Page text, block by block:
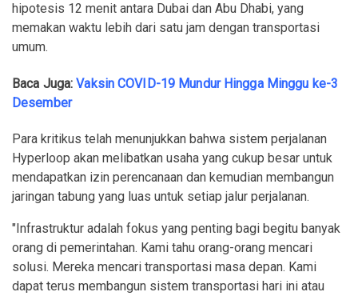
hipotesis 12 menit antara Dubai dan Abu Dhabi, yang
memakan waktu lebih dari satu jam dengan transportasi
umum.
Baca Juga:Vaksin COVID-19 Mundur Hingga Minggu ke-3
Desember
Para kritikus telah menunjukkan bahwa sistem perjalanan
Hyperloop akan melibatkan usaha yang cukup besar untuk
mendapatkan izin perencanaan dan kemudian membangun
jaringan tabung yang luas untuk setiap jalur perjalanan.
"Infrastruktur adalah fokus yang penting bagi begitu banyak
orang di pemerintahan. Kami tahu orang-orang mencari
solusi. Mereka mencari transportasi masa depan. Kami
dapat terus membangun sistem transportasi hari ini atau